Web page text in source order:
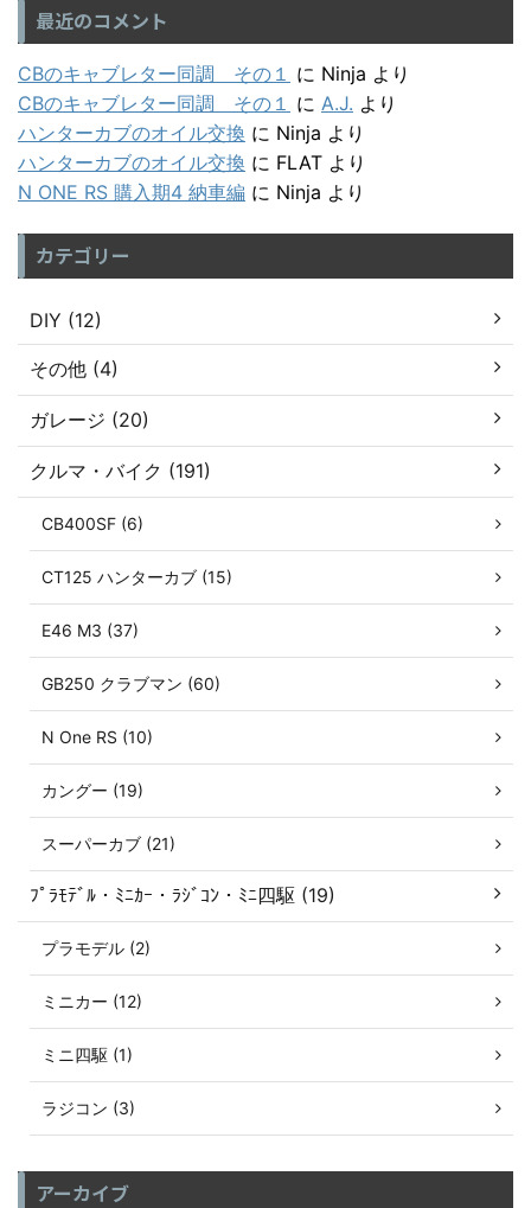
最近のコメント
CBのキャブレター同調 その１ に Ninja より
CBのキャブレター同調 その１ に A.J. より
ハンターカブのオイル交換 に Ninja より
ハンターカブのオイル交換 に FLAT より
N ONE RS 購入期4 納車編 に Ninja より
カテゴリー
DIY (12)
その他 (4)
ガレージ (20)
クルマ・バイク (191)
CB400SF (6)
CT125 ハンターカブ (15)
E46 M3 (37)
GB250 クラブマン (60)
N One RS (10)
カングー (19)
スーパーカブ (21)
ﾌﾟﾗﾓﾃﾞﾙ・ﾐﾆｶｰ・ﾗｼﾞｺﾝ・ﾐﾆ四駆 (19)
プラモデル (2)
ミニカー (12)
ミニ四駆 (1)
ラジコン (3)
アーカイブ